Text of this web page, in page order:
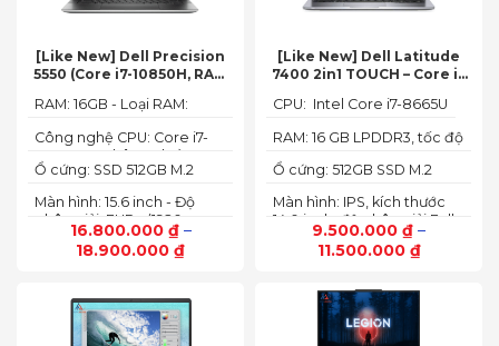
[Like New] Dell Precision
5550 (Core i7-10850H, RAM
Quadro T1000 4G, Màn
16.800.000 ₫–
18.900.000 ₫
Màn hình: 15.6 inch - Độ
phân giải: FHD+ (1920 x
1200 px)
Ổ cứng: SSD 512GB M.2
Công nghệ CPU: Core i7-
10750H, 6 nhân, 12 luồng
RAM: 16GB - Loại RAM:
[Like New] Dell Latitude
7400 2in1 TOUCH – Core i7
màn hình 14 inch FHD Cảm
9.500.000 ₫ –
11.500.000 ₫
Màn hình: IPS, kích thước
14.0 inch, độ phân giải Full
HD (1920 x 1080)
Ổ cứng: 512GB SSD M.2
RAM: 16 GB LPDDR3, tốc độ
CPU: Intel Core i7-8665U